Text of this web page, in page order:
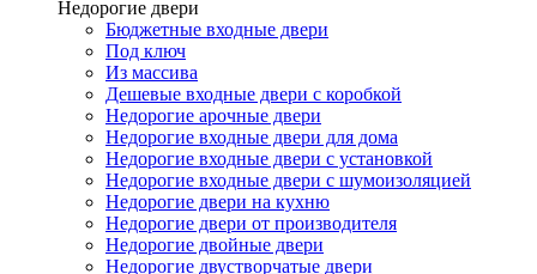
Недорогие двери
Бюджетные входные двери
Под ключ
Из массива
Дешевые входные двери с коробкой
Недорогие арочные двери
Недорогие входные двери для дома
Недорогие входные двери с установкой
Недорогие входные двери с шумоизоляцией
Недорогие двери на кухню
Недорогие двери от производителя
Недорогие двойные двери
Недорогие двустворчатые двери